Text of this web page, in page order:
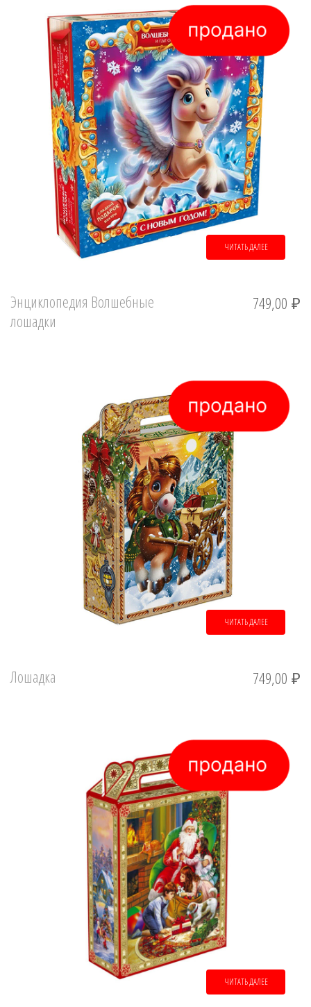
ЧИТАТЬ ДАЛЕЕ
Энциклопедия Волшебные
лошадки
749,00 ₽
ЧИТАТЬ ДАЛЕЕ
Лошадка 749,00 ₽
ЧИТАТЬ ДАЛЕЕ